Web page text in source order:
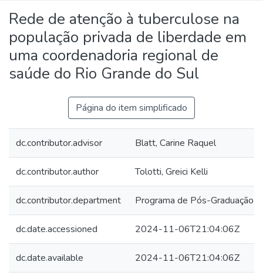
Autoarquivamento
Sobre o RI-UFCSPA
FAQ
Rede de atenção à tuberculose na
população privada de liberdade em
uma coordenadoria regional de
saúde do Rio Grande do Sul
Página do item simplificado
dc.contributor.advisor Blatt, Carine Raquel
dc.contributor.author Tolotti, Greici Kelli
dc.contributor.department Programa de Pós-Graduação
dc.date.accessioned 2024-11-06T21:04:06Z
dc.date.available 2024-11-06T21:04:06Z